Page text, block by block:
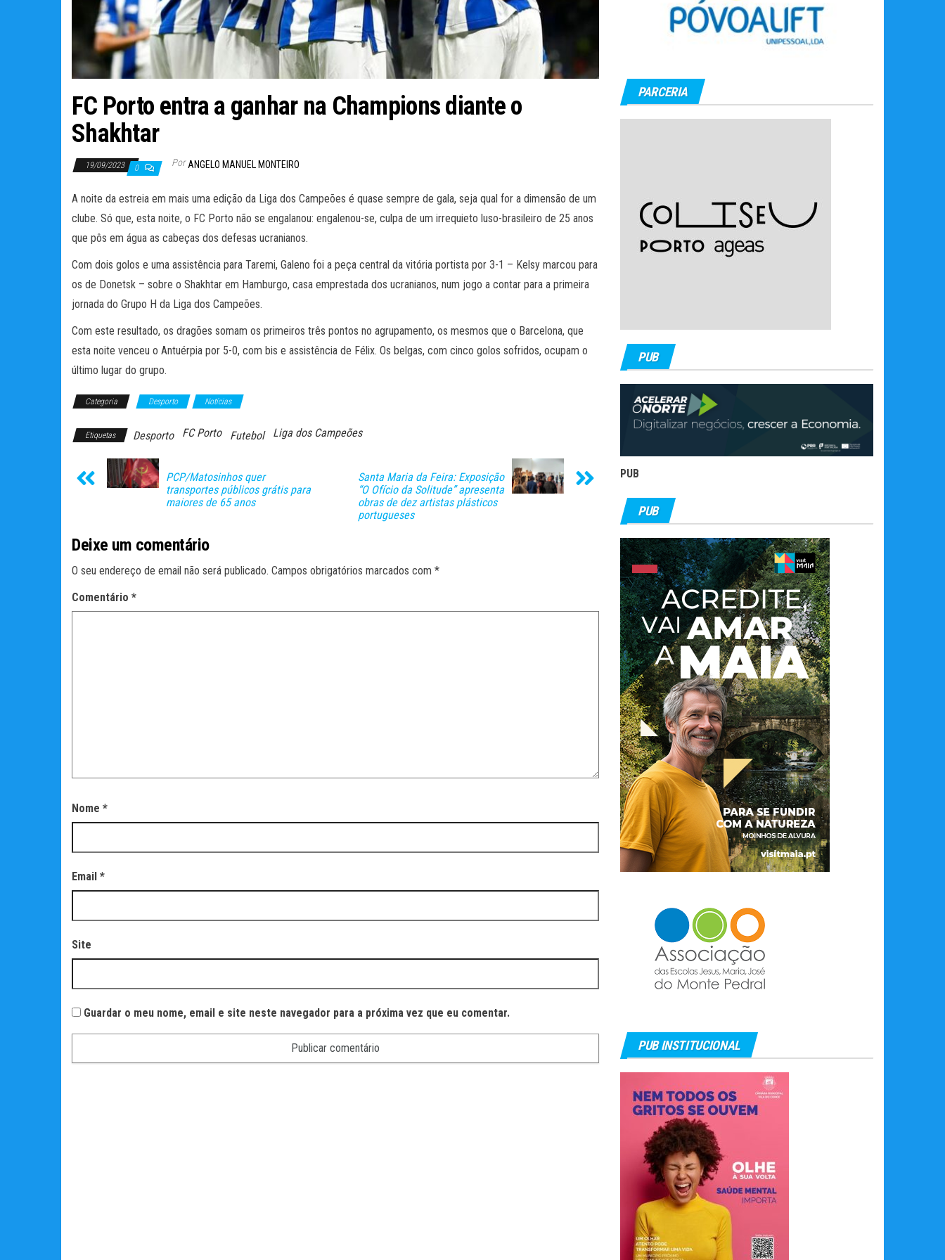
FC Porto entra a ganhar na Champions diante o
Shakhtar
19/09/2023 0 Por ANGELO MANUEL MONTEIRO
A noite da estreia em mais uma edição da Liga dos Campeões é quase sempre de gala, seja qual for a dimensão de um
clube. Só que, esta noite, o FC Porto não se engalanou: engalenou-se, culpa de um irrequieto luso-brasileiro de 25 anos
que pôs em água as cabeças dos defesas ucranianos.
Com dois golos e uma assistência para Taremi, Galeno foi a peça central da vitória portista por 3-1 – Kelsy marcou para
os de Donetsk – sobre o Shakhtar em Hamburgo, casa emprestada dos ucranianos, num jogo a contar para a primeira
jornada do Grupo H da Liga dos Campeões.
Com este resultado, os dragões somam os primeiros três pontos no agrupamento, os mesmos que o Barcelona, que
esta noite venceu o Antuérpia por 5-0, com bis e assistência de Félix. Os belgas, com cinco golos sofridos, ocupam o
último lugar do grupo.
Categoria Desporto Notícias
Etiquetas Desporto FC Porto Futebol Liga dos Campeões
PCP/Matosinhos quer
transportes públicos grátis para
maiores de 65 anos
Santa Maria da Feira: Exposição
“O Ofício da Solitude” apresenta
obras de dez artistas plásticos
portugueses
Deixe um comentário
O seu endereço de email não será publicado. Campos obrigatórios marcados com *
Comentário *
Nome *
Email *
Site
Guardar o meu nome, email e site neste navegador para a próxima vez que eu comentar.
PARCERIA
PUB
PUB
PUB
PUB INSTITUCIONAL